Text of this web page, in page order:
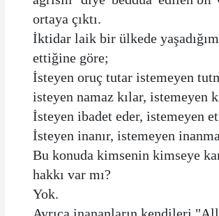
ortaya çıktı.
İktidar laik bir ülkede
ettiğine göre;
İsteyen oruç tutar istemeyen
isteyen namaz kılar, istemeyen
İsteyen ibadet eder, istemeyen
İsteyen inanır, istemeyen
Bu konuda kimsenin kimseye
hakkı var mı?
Yok.